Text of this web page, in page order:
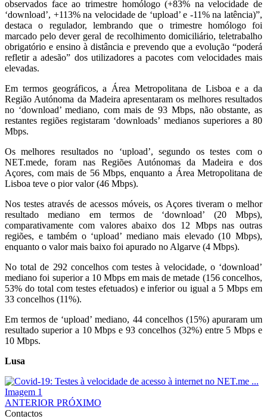
observados face ao trimestre homólogo (+83% na velocidade de
‘download’, +113% na velocidade de ‘upload’ e -11% na latência)”,
destaca o regulador, lembrando que o trimestre homólogo foi
marcado pelo dever geral de recolhimento domiciliário, teletrabalho
obrigatório e ensino à distância e prevendo que a evolução “poderá
refletir a adesão” dos utilizadores a pacotes com velocidades mais
elevadas.
Em termos geográficos, a Área Metropolitana de Lisboa e a da
Região Autónoma da Madeira apresentaram os melhores resultados
no ‘download’ mediano, com mais de 93 Mbps, não obstante, as
restantes regiões registaram ‘downloads’ medianos superiores a 80
Mbps.
Os melhores resultados no ‘upload’, segundo os testes com o
NET.mede, foram nas Regiões Autónomas da Madeira e dos
Açores, com mais de 56 Mbps, enquanto a Área Metropolitana de
Lisboa teve o pior valor (46 Mbps).
Nos testes através de acessos móveis, os Açores tiveram o melhor
resultado mediano em termos de ‘download’ (20 Mbps),
comparativamente com valores abaixo dos 12 Mbps nas outras
regiões, e também o ‘upload’ mediano mais elevado (10 Mbps),
enquanto o valor mais baixo foi apurado no Algarve (4 Mbps).
No total de 292 concelhos com testes à velocidade, o ‘download’
mediano foi superior a 10 Mbps em mais de metade (156 concelhos,
53% do total com testes efetuados) e inferior ou igual a 5 Mbps em
33 concelhos (11%).
Em termos de ‘upload’ mediano, 44 concelhos (15%) apuraram um
resultado superior a 10 Mbps e 93 concelhos (32%) entre 5 Mbps e
10 Mbps.
Lusa
ANTERIOR PRÓXIMO
Contactos